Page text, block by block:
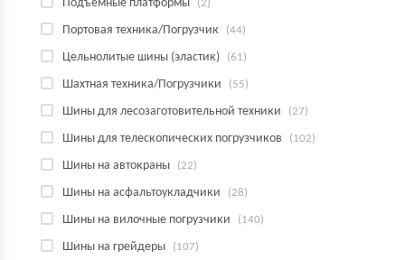
Подъёмные платформы (2)
Портовая техника/Погрузчик (44)
Цельнолитые шины (эластик) (61)
Шахтная техника/Погрузчики (55)
Шины для лесозаготовительной техники (27)
Шины для телескопических погрузчиков (102)
Шины на автокраны (22)
Шины на асфальтоукладчики (28)
Шины на вилочные погрузчики (140)
Шины на грейдеры (107)